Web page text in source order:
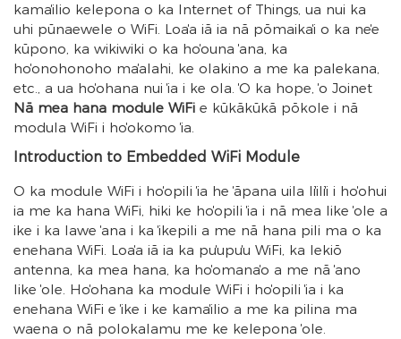
kamaʻilio kelepona o ka Internet of Things, ua nui ka
uhi pūnaewele o WiFi. Loaʻa iā ia nā pōmaikaʻi o ka neʻe
kūpono, ka wikiwiki o ka hoʻouna ʻana, ka
hoʻonohonoho maʻalahi, ke olakino a me ka palekana,
etc., a ua hoʻohana nui ʻia i ke ola. ʻO ka hope, ʻo Joinet
Nā mea hana module WiFi e kūkākūkā pōkole i nā
modula WiFi i hoʻokomo ʻia.
Introduction to Embedded WiFi Module
ʻO ka module WiFi i hoʻopili ʻia he ʻāpana uila liʻiliʻi i hoʻohui
ʻia me ka hana WiFi, hiki ke hoʻopili ʻia i nā mea like ʻole a
ʻike i ka lawe ʻana i ka ʻikepili a me nā hana pili ma o ka
ʻenehana WiFi. Loaʻa iā ia ka puʻupuʻu WiFi, ka lekiō
antenna, ka mea hana, ka hoʻomanaʻo a me nā ʻano
like ʻole. Hoʻohana ka module WiFi i hoʻopili ʻia i ka
ʻenehana WiFi e ʻike i ke kamaʻilio a me ka pilina ma
waena o nā polokalamu me ke kelepona ʻole.